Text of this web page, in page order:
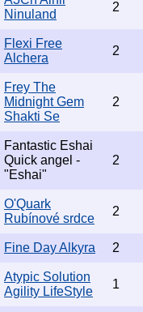
Ninuland
2
Flexi Free
Alchera
2
Frey The
Midnight Gem
Shakti Se
2
Fantastic Eshai
Quick angel -
"Eshai"
2
O'Quark
Rubínové srdce
2
Fine Day Alkyra 2
Atypic Solution
Agility LifeStyle
1